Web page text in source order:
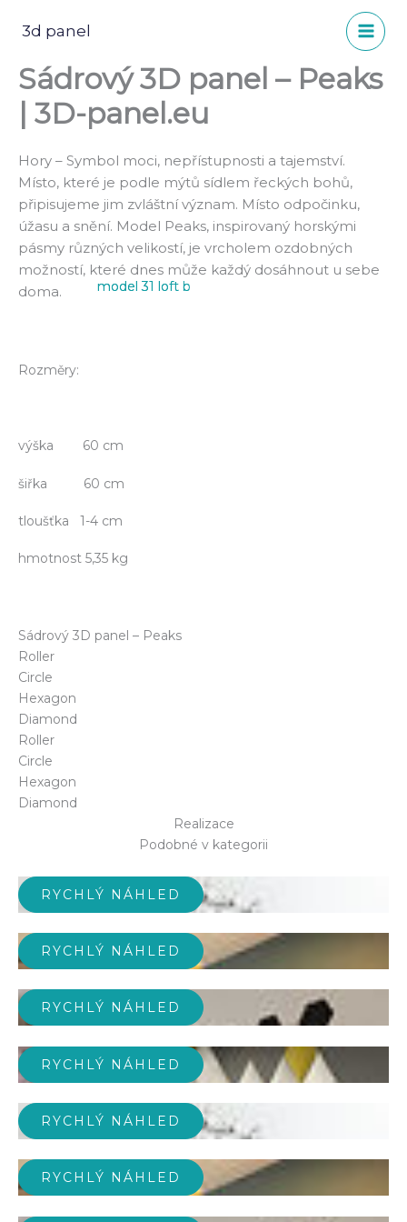
3d panel
Sádrový 3D panel – Peaks
| 3D-panel.eu
Hory – Symbol moci, nepřístupnosti a tajemství.
Místo, které je podle mýtů sídlem řeckých bohů,
připisujeme jim zvláštní význam. Místo odpočinku,
úžasu a snění. Model Peaks, inspirovaný horskými
pásmy různých velikostí, je vrcholem ozdobných
možností, které dnes může každý dosáhnout u sebe
doma.
Rozměry:
výška 60 cm
šiřka 60 cm
tloušťka 1-4 cm
hmotnost 5,35 kg
Sádrový 3D panel – Peaks
Roller
Circle
Hexagon
Diamond
Roller
Circle
Hexagon
Diamond
Realizace
Podobné v kategorii
model 31 loft b
model 31 loft c
RYCHLÝ NÁHLED
RYCHLÝ NÁHLED
RYCHLÝ NÁHLED
RYCHLÝ NÁHLED
RYCHLÝ NÁHLED
RYCHLÝ NÁHLED